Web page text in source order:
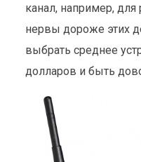
канал, например, для
нервы дороже этих
выбрать среднее
долларов и быть